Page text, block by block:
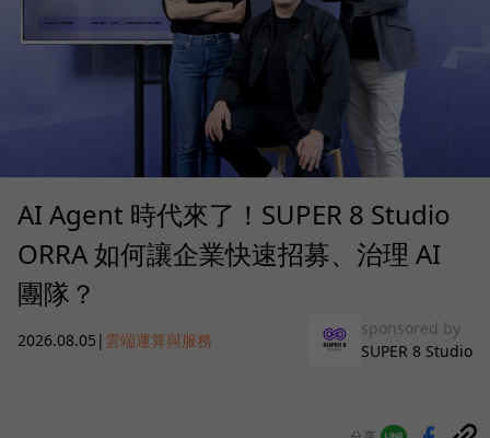
AI Agent 時代來了！SUPER 8 Studio
ORRA 如何讓企業快速招募、治理 AI
團隊？
2026.08.05 | 雲端運算與服務
sponsored by
SUPER 8 Studio